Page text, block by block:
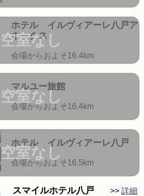
空室なし
ホテル イルヴィアーレ八戸ア
ネックス
会場からおよそ16.4km
空室なし
マルユー旅館
会場からおよそ16.4km
空室なし
ホテル イルヴィアーレ八戸
会場からおよそ16.5km
スマイルホテル八戸 >> 詳細